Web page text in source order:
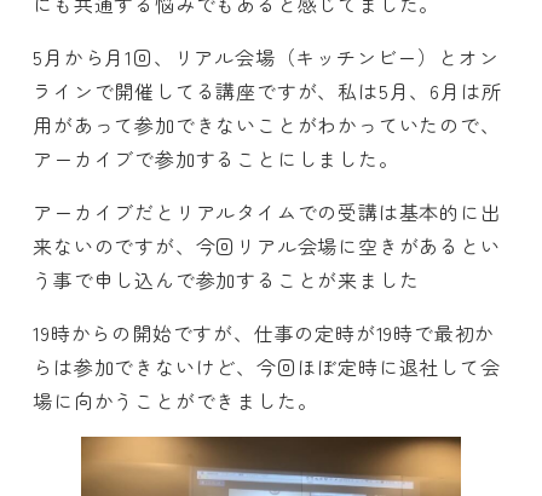
5月から月1回、リアル会場（キッチンビー）とオン
ラインで開催してる講座ですが、私は5月、6月は所
用があって参加できないことがわかっていたので、
アーカイブで参加することにしました。
アーカイブだとリアルタイムでの受講は基本的に出
来ないのですが、今回リアル会場に空きがあるとい
う事で申し込んで参加することが来ました
19時からの開始ですが、仕事の定時が19時で最初か
らは参加できないけど、今回ほぼ定時に退社して会
場に向かうことができました。